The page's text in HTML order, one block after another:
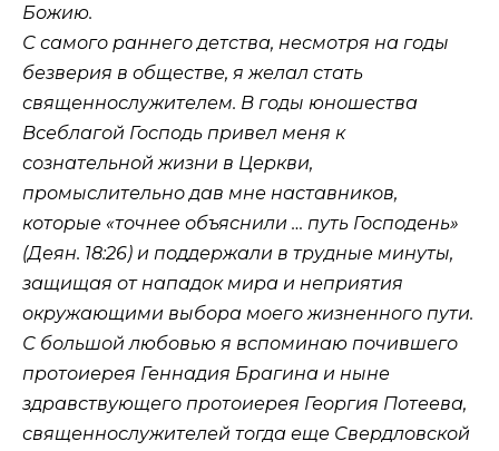
Божию.
С самого раннего детства, несмотря на годы
безверия в обществе, я желал стать
священнослужителем. В годы юношества
Всеблагой Господь привел меня к
сознательной жизни в Церкви,
промыслительно дав мне наставников,
которые «точнее объяснили … путь Господень»
(Деян. 18:26) и поддержали в трудные минуты,
защищая от нападок мира и неприятия
окружающими выбора моего жизненного пути.
С большой любовью я вспоминаю почившего
протоиерея Геннадия Брагина и ныне
здравствующего протоиерея Георгия Потеева,
священнослужителей тогда еще Свердловской